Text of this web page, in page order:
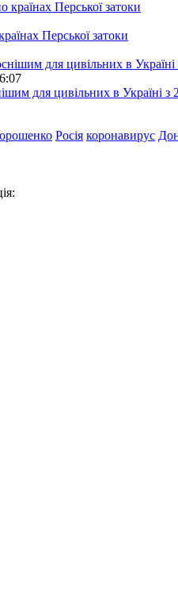
Перської затоки
для цивільних в Україні з
Росія коронавирус